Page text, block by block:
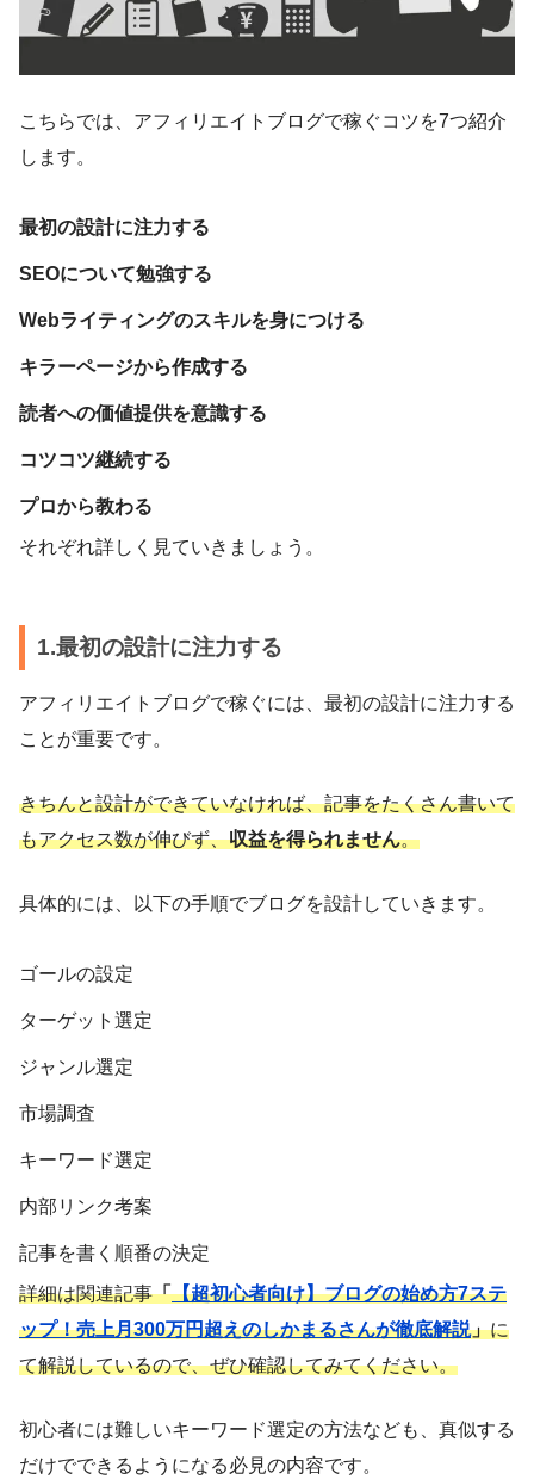
こちらでは、アフィリエイトブログで稼ぐコツを7つ紹介
します。
最初の設計に注力する
SEOについて勉強する
Webライティングのスキルを身につける
キラーページから作成する
読者への価値提供を意識する
コツコツ継続する
プロから教わる
それぞれ詳しく見ていきましょう。
1.最初の設計に注力する
アフィリエイトブログで稼ぐには、最初の設計に注力する
ことが重要です。
きちんと設計ができていなければ、記事をたくさん書いて
もアクセス数が伸びず、収益を得られません。
具体的には、以下の手順でブログを設計していきます。
ゴールの設定
ターゲット選定
ジャンル選定
市場調査
キーワード選定
内部リンク考案
記事を書く順番の決定
詳細は関連記事「【超初心者向け】ブログの始め方7ステ
ップ！売上月300万円超えのしかまるさんが徹底解説」に
て解説しているので、ぜひ確認してみてください。
初心者には難しいキーワード選定の方法なども、真似する
だけでできるようになる必見の内容です。